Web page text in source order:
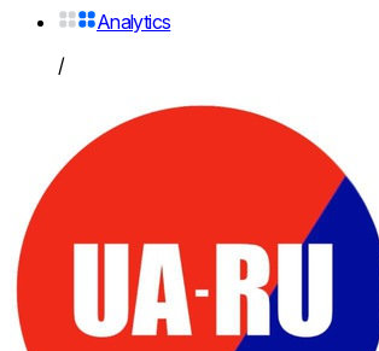
Analytics
/